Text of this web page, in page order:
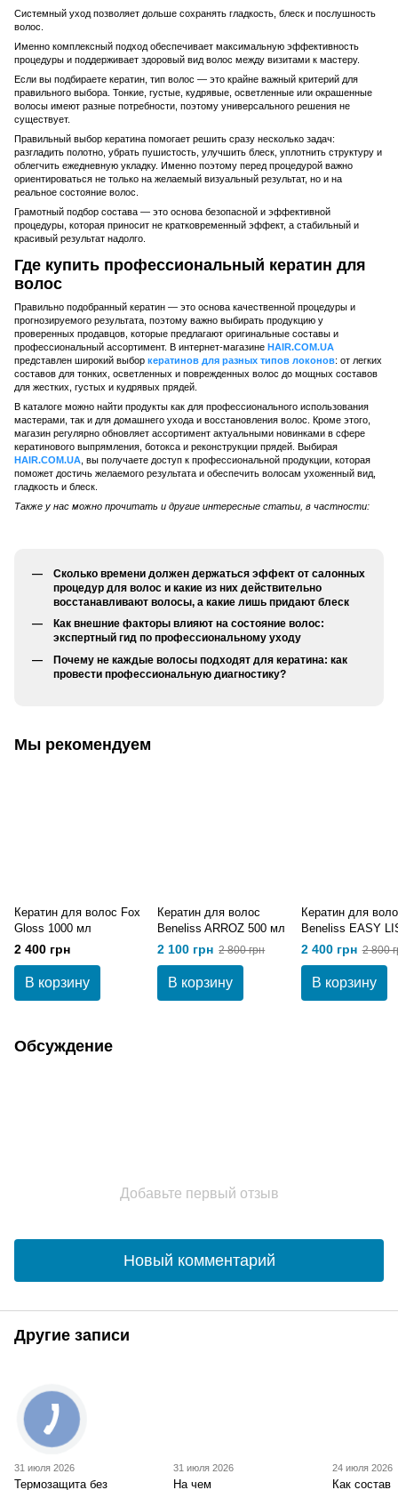
Системный уход позволяет дольше сохранять гладкость, блеск и послушность
волос.
Именно комплексный подход обеспечивает максимальную эффективность
процедуры и поддерживает здоровый вид волос между визитами к мастеру.
Если вы подбираете кератин, тип волос — это крайне важный критерий для
правильного выбора. Тонкие, густые, кудрявые, осветленные или окрашенные
волосы имеют разные потребности, поэтому универсального решения не
существует.
Правильный выбор кератина помогает решить сразу несколько задач:
разгладить полотно, убрать пушистость, улучшить блеск, уплотнить структуру и
облегчить ежедневную укладку. Именно поэтому перед процедурой важно
ориентироваться не только на желаемый визуальный результат, но и на
реальное состояние волос.
Грамотный подбор состава — это основа безопасной и эффективной
процедуры, которая приносит не кратковременный эффект, а стабильный и
красивый результат надолго.
Где купить профессиональный кератин для
волос
Правильно подобранный кератин — это основа качественной процедуры и
прогнозируемого результата, поэтому важно выбирать продукцию у
проверенных продавцов, которые предлагают оригинальные составы и
профессиональный ассортимент. В интернет-магазине HAIR.COM.UA
представлен широкий выбор кератинов для разных типов локонов: от легких
составов для тонких, осветленных и поврежденных волос до мощных составов
для жестких, густых и кудрявых прядей.
В каталоге можно найти продукты как для профессионального использования
мастерами, так и для домашнего ухода и восстановления волос. Кроме этого,
магазин регулярно обновляет ассортимент актуальными новинками в сфере
кератинового выпрямления, ботокса и реконструкции прядей. Выбирая
HAIR.COM.UA , вы получаете доступ к профессиональной продукции, которая
поможет достичь желаемого результата и обеспечить волосам ухоженный вид,
гладкость и блеск.
Также у нас можно прочитать и другие интересные статьи, в частности:
Сколько времени должен держаться эффект от салонных
процедур для волос и какие из них действительно
восстанавливают волосы, а какие лишь придают блеск
Как внешние факторы влияют на состояние волос:
экспертный гид по профессиональному уходу
Почему не каждые волосы подходят для кератина: как
провести профессиональную диагностику?
Мы рекомендуем
Кератин для волос Fox
Gloss 1000 мл
2 400 грн
В корзину
Кератин для волос
Beneliss ARROZ 500 мл
2 100 грн 2 800 грн
В корзину
Кератин для
Beneliss EASY
500 мл
2 400 грн 2 800
В корзину
Обсуждение
Добавьте первый отзыв
Новый комментарий
Другие записи
31 июля 2026
Термозащита без
31 июля 2026
На чем
24 июля 2026
Как состав